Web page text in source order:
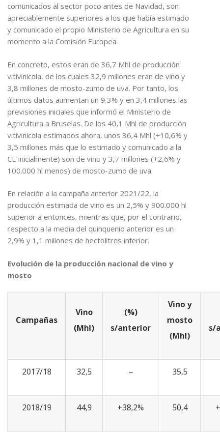
comunicados al sector poco antes de Navidad, son
apreciablemente superiores a los que había estimado
y comunicado el propio Ministerio de Agricultura en su
momento a la Comisión Europea.
En concreto, estos eran de 36,7 Mhl de producción
vitivinícola, de los cuales 32,9 millones eran de vino y
3,8 millones de mosto-zumo de uva. Por tanto, los
últimos datos aumentan un 9,3% y en 3,4 millones las
previsiones iniciales que informó el Ministerio de
Agricultura a Bruselas. De los 40,1 Mhl de producción
vitivinícola estimados ahora, unos 36,4 Mhl (+10,6% y
3,5 millones más que lo estimado y comunicado a la
CE inicialmente) son de vino y 3,7 millones (+2,6% y
100.000 hl menos) de mosto-zumo de uva.
En relación a la campaña anterior 2021/22, la
producción estimada de vino es un 2,5% y 900.000 hl
superior a entonces, mientras que, por el contrario,
respecto a la media del quinquenio anterior es un
2,9% y 1,1 millones de hectolitros inferior.
Evolución de la producción nacional de vino y
mosto
Campañas
Vino
(Mhl)
(%)
s/anterior
Vino y
mosto
(Mhl)
s/
2017/18 32,5 – 35,5
2018/19 44,9 +38,2% 50,4